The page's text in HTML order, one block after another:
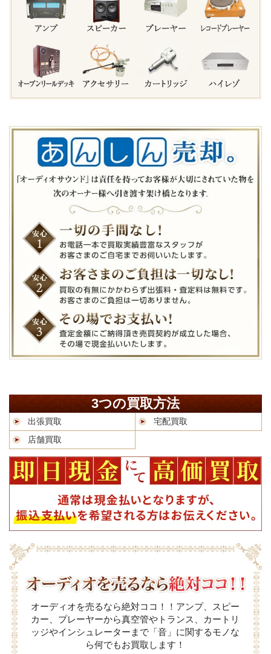
3つの買取方法
出張買取
宅配買取
店舗買取
オーディオを売るなら絶対ココ！！アンプ、スピー
カー、プレーヤーから真空管やトランス、カートリ
ッジやインシュレーターまで「音」に関するモノな
ら何でもお買取します！